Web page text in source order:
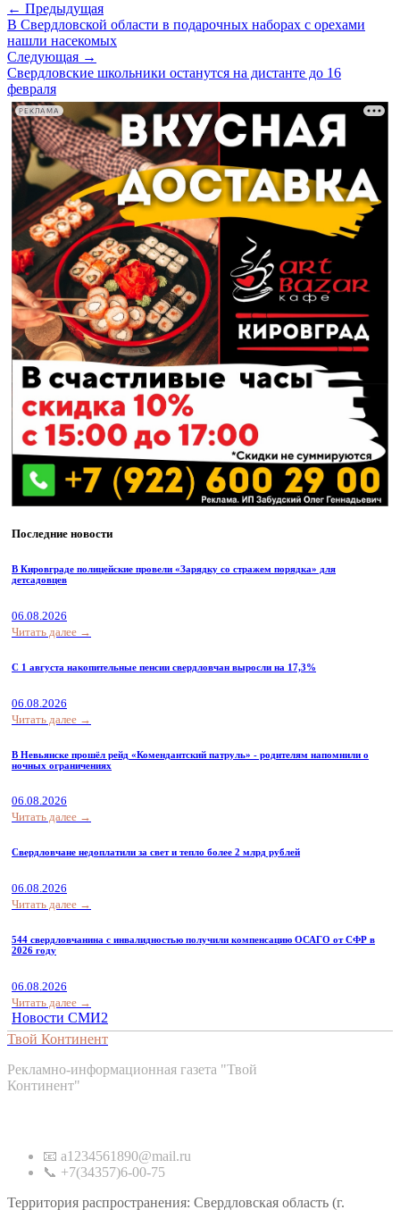
← Предыдущая
В Свердловской области в подарочных наборах с орехами
нашли насекомых
Следующая →
Свердловские школьники останутся на дистанте до 16
февраля
РЕКЛАМА
Последние новости
В Кировграде полицейские провели «Зарядку со стражем порядка» для
детсадовцев
06.08.2026
Читать далее →
С 1 августа накопительные пенсии свердловчан выросли на 17,3%
06.08.2026
Читать далее →
В Невьянске прошёл рейд «Комендантский патруль» - родителям напомнили о
ночных ограничениях
06.08.2026
Читать далее →
Свердловчане недоплатили за свет и тепло более 2 млрд рублей
06.08.2026
Читать далее →
544 свердловчанина с инвалидностью получили компенсацию ОСАГО от СФР в
2026 году
06.08.2026
Читать далее →
Новости СМИ2
Твой Континент
Рекламно-информационная газета "Твой
Континент"
📧 a1234561890@mail.ru
📞 +7(34357)6-00-75
Территория распространения: Свердловская область (г.